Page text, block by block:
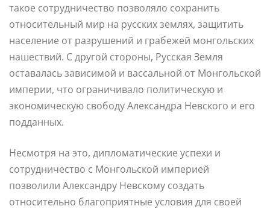
такое сотрудничество позволяло сохранить
относительный мир на русских землях, защитить
население от разрушений и грабежей монгольских
нашествий. С другой стороны, Русская Земля
оставалась зависимой и вассальной от Монгольской
империи, что ограничивало политическую и
экономическую свободу Александра Невского и его
подданных.
Несмотря на это, дипломатические успехи и
сотрудничество с Монгольской империей
позволили Александру Невскому создать
относительно благоприятные условия для своей